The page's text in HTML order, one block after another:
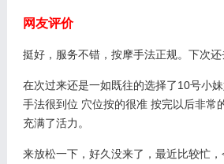
网友评价
挺好，服务不错，按摩手法正规。下次还
在次过来还是一如既往的选择了10号小
手法很到位 穴位按的很准 按完以后非常
充满了活力。
来放松一下，好久没来了，最近比较忙